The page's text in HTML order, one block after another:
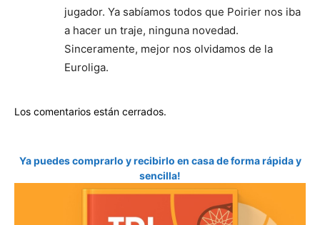
jugador. Ya sabíamos todos que Poirier nos iba
a hacer un traje, ninguna novedad.
Sinceramente, mejor nos olvidamos de la
Euroliga.
Los comentarios están cerrados.
Ya puedes comprarlo y recibirlo en casa de forma rápida y
sencilla!